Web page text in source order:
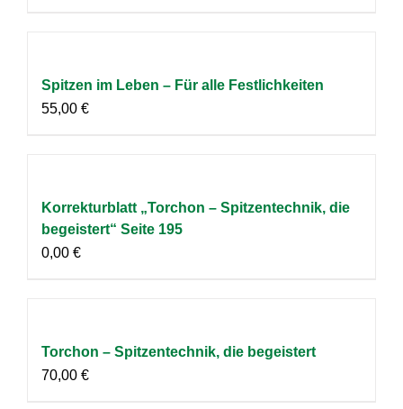
Spitzen im Leben – Für alle Festlichkeiten
55,00 €
Korrekturblatt „Torchon – Spitzentechnik, die
begeistert“ Seite 195
0,00 €
Torchon – Spitzentechnik, die begeistert
70,00 €